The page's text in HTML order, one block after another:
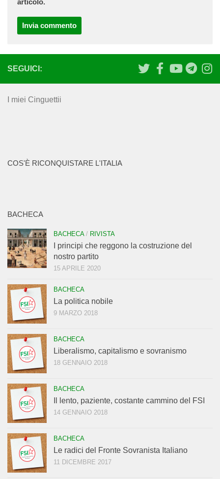
articolo.
SEGUICI:
I miei Cinguettii
COS'È RICONQUISTARE L'ITALIA
BACHECA
BACHECA/ RIVISTA
I principi che reggono la costruzione del
nostro partito
15 APRILE 2020
BACHECA
La politica nobile
9 MARZO 2018
BACHECA
Liberalismo, capitalismo e sovranismo
18 GENNAIO 2018
BACHECA
Il lento, paziente, costante cammino del FSI
14 GENNAIO 2018
BACHECA
Le radici del Fronte Sovranista Italiano
11 DICEMBRE 2017